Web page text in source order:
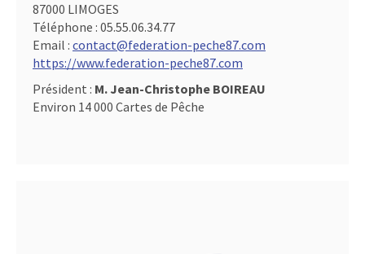
87000 LIMOGES
Téléphone : 05.55.06.34.77
Email : contact@federation-peche87.com
https://www.federation-peche87.com
Président : M. Jean-Christophe BOIREAU
Environ 14 000 Cartes de Pêche